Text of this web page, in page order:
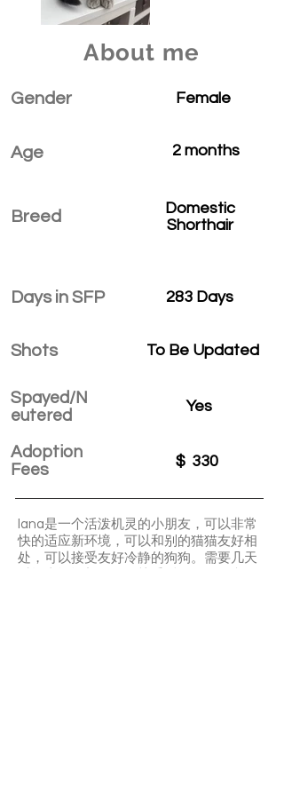
About me
Gender
Age
Breed
Days in SFP
Shots
Spayed/N
eutered
Adoption
Fees
Female
2 months
Domestic
Shorthair
283 Days
To Be Updated
Yes
$ 330
lana是一个活泼机灵的小朋友，可以非常
快的适应新环境，可以和别的猫猫友好相
处，可以接受友好冷静的狗狗。需要几天